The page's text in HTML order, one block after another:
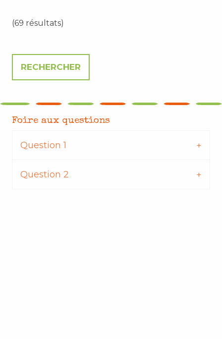
(69 résultats)
Foire aux questions
Question 1
Question 2